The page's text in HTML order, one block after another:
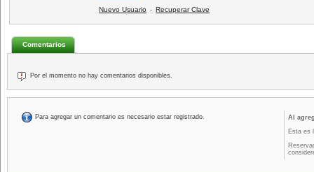
Nuevo Usuario - Recuperar Clave
Comentarios
Por el momento no hay comentarios disponibles.
Para agregar un comentario es necesario estar registrado.
Al
Esta es